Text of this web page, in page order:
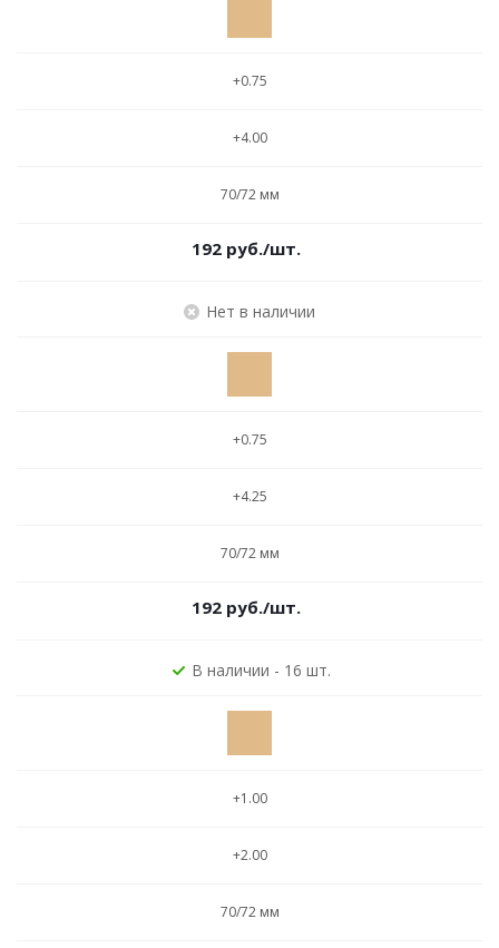
+0.75
+4.00
70/72 мм
192руб./шт.
Нет в наличии
+0.75
+4.25
70/72 мм
192руб./шт.
В наличии - 16 шт.
+1.00
+2.00
70/72 мм